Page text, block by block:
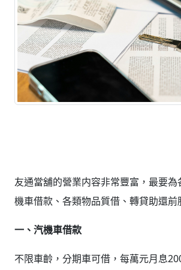
友通當舖的營業内容非常豐富，最要
機車借款、各類物品質借、轉貸助還前
一、汽機車借款
不限車齡，分期車可借，每萬元月息